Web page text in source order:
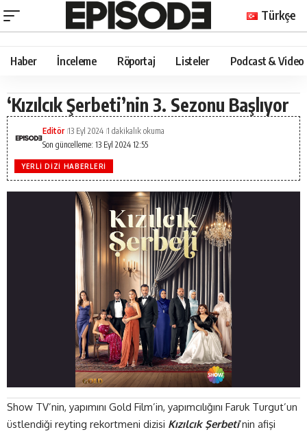
Türkçe
Haber İnceleme Röportaj Listeler Podcast & Video
‘Kızılcık Şerbeti’nin 3. Sezonu Başlıyor
Son güncelleme: 13 Eyl 2024 12:55
Editör 13 Eyl 2024 1 dakikalık okuma
YERLI DIZI HABERLERI
Show TV’nin, yapımını Gold Film’in, yapımcılığını Faruk Turgut’un
üstlendiği reyting rekortmeni dizisi Kızılcık Şerbeti’nin afişi